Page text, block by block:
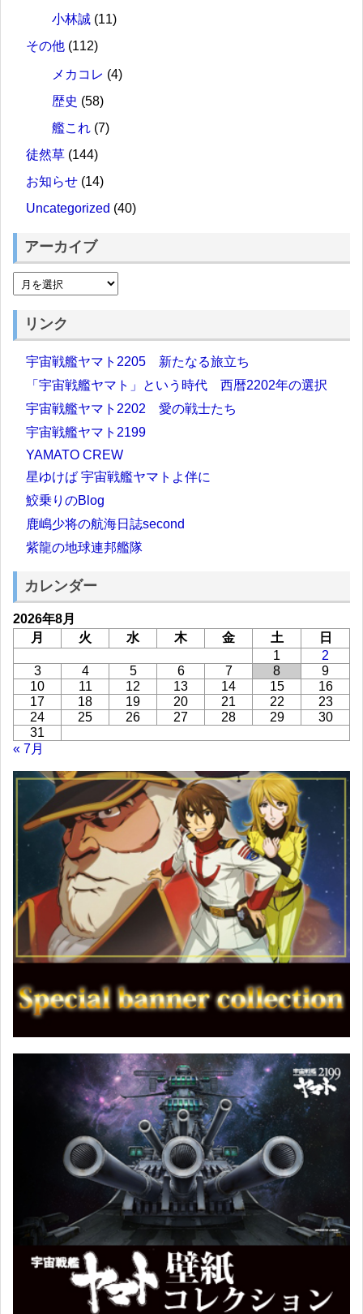
小林誠 (11)
その他 (112)
メカコレ (4)
歴史 (58)
艦これ (7)
徒然草 (144)
お知らせ (14)
Uncategorized (40)
アーカイブ
リンク
宇宙戦艦ヤマト2205 新たなる旅立ち
「宇宙戦艦ヤマト」という時代 西暦2202年の選択
宇宙戦艦ヤマト2202 愛の戦士たち
宇宙戦艦ヤマト2199
YAMATO CREW
星ゆけば 宇宙戦艦ヤマトよ伴に
鮫乗りのBlog
鹿嶋少将の航海日誌second
紫龍の地球連邦艦隊
カレンダー
2026年8月
月
火 水 木 金 土
日
1
2
3
4 5 6 7 8
9
10
11 12 13 14 15
16
17
18 19 20 21 22
23
24
25 26 27 28 29
30
31
« 7月